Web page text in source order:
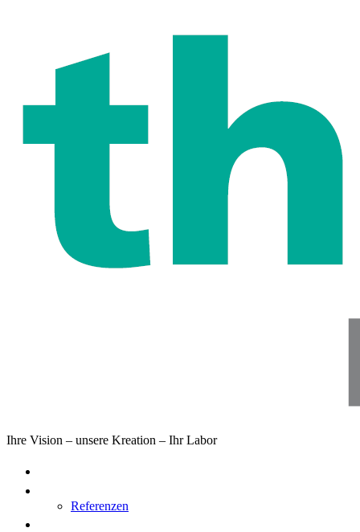
Ihre Vision – unsere Kreation – Ihr Labor
Referenzen